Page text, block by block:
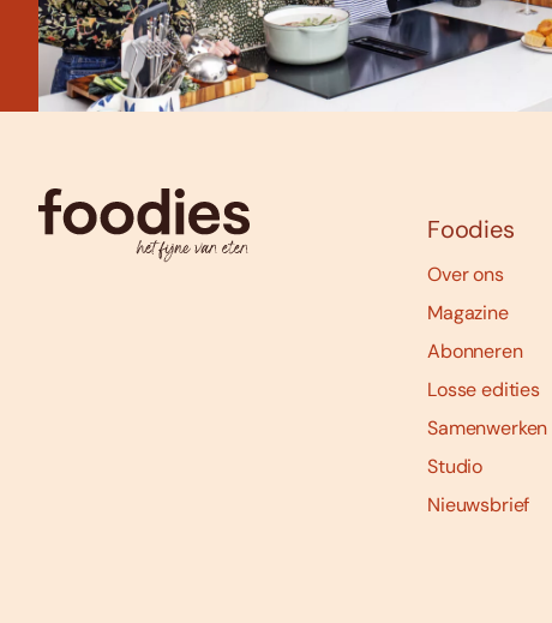
Foodies
Over ons
Magazine
Abonneren
Losse edities
Samenwerken
Studio
Nieuwsbrief